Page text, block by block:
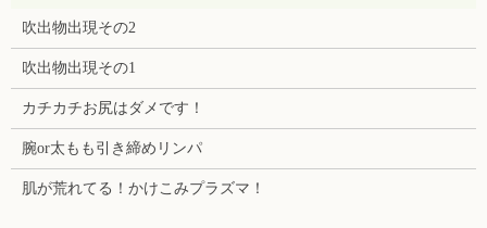
吹出物出現その2
吹出物出現その1
カチカチお尻はダメです！
腕or太もも引き締めリンパ
肌が荒れてる！かけこみプラズマ！